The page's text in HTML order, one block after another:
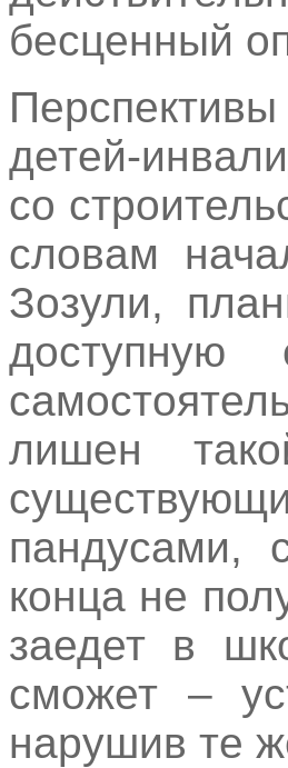
бесценный
детей-
со
словам
Зозули,
лишен
пандусами,
конца не
заедет в
сможет –
нарушив те